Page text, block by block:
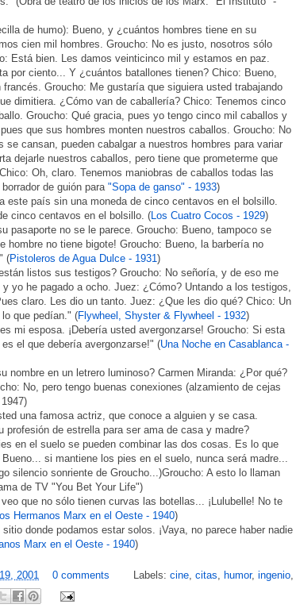
de humo): Bueno, y ¿cuántos hombres tiene en su
cien mil hombres. Groucho: No es justo, nosotros sólo
Está bien. Les damos veinticinco mil y estamos en paz.
por ciento... Y ¿cuántos batallones tienen? Chico: Bueno,
Groucho: Me gustaría que siguiera usted trabajando
dimitiera. ¿Cómo van de caballería? Chico: Tenemos cinco
Groucho: Qué gracia, pues yo tengo cinco mil caballos y
que sus hombres monten nuestros caballos. Groucho: No
cansan, pueden cabalgar a nuestros hombres para variar
dejarle nuestros caballos, pero tiene que prometerme que
Oh, claro. Tenemos maniobras de caballos todas las
de guión para "Sopa de ganso" - 1933)
este país sin una moneda de cinco centavos en el bolsillo.
cinco centavos en el bolsillo. (Los Cuatro Cocos - 1929)
pasaporte no se le parece. Groucho: Bueno, tampoco se
hombre no tiene bigote! Groucho: Bueno, la barbería no
(Pistoleros de Agua Dulce - 1931)
listos sus testigos? Groucho: No señoría, y de eso me
yo he pagado a ocho. Juez: ¿Cómo? Untando a los testigos,
claro. Les dio un tanto. Juez: ¿Que les dio qué? Chico: Un
que pedían." (Flywheel, Shyster & Flywheel - 1932)
mi esposa. ¡Debería usted avergonzarse! Groucho: Si esta
el que debería avergonzarse!" (Una Noche en Casablanca -
nombre en un letrero luminoso? Carmen Miranda: ¿Por qué?
No, pero tengo buenas conexiones (alzamiento de cejas
una famosa actriz, que conoce a alguien y se casa.
profesión de estrella para ser ama de casa y madre?
en el suelo se pueden combinar las dos cosas. Es lo que
si mantiene los pies en el suelo, nunca será madre...
silencio sonriente de Groucho...)Groucho: A esto lo llaman
de TV "You Bet Your Life")
que no sólo tienen curvas las botellas... ¡Lulubelle! No te
Hermanos Marx en el Oeste - 1940)
donde podamos estar solos. ¡Vaya, no parece haber nadie
Marx en el Oeste - 1940)
2001 0 comments Labels: cine citas humor, ingenio